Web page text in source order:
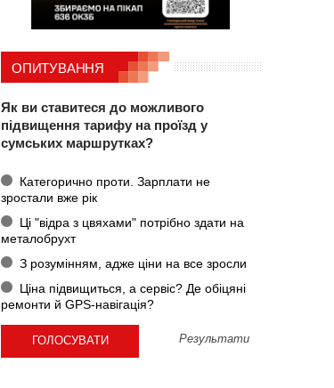
ОПИТУВАННЯ
Як ви ставитеся до можливого
підвищення тарифу на проїзд у
сумських маршрутках?
Категорично проти. Зарплати не
зростали вже рік
Ці "відра з цвяхами" потрібно здати на
металобрухт
З розумінням, адже ціни на все зросли
Ціна підвищиться, а сервіс? Де обіцяні
ремонти й GPS-навігація?
Результати